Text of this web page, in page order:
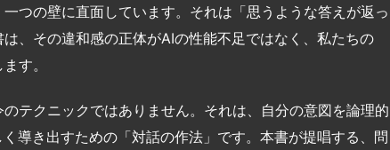
つの壁に直面しています。それは「思うような答えが返っ
、その違和感の正体がAIの性能不足ではなく、私たちの
す。
テクニックではありません。それは、自分の意図を論理的
導き出すための「対話の作法」です。本書が提唱する、問